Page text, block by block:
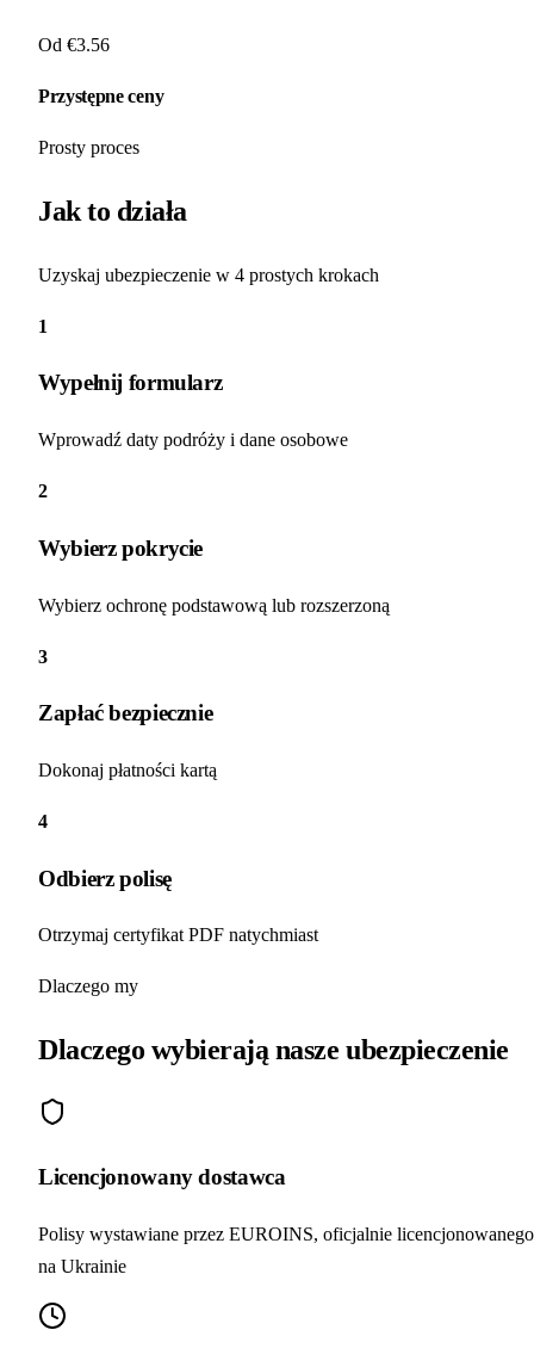
Od €3.56
Przystępne ceny
Prosty proces
Jak to działa
Uzyskaj ubezpieczenie w 4 prostych krokach
1
Wypełnij formularz
Wprowadź daty podróży i dane osobowe
2
Wybierz pokrycie
Wybierz ochronę podstawową lub rozszerzoną
3
Zapłać bezpiecznie
Dokonaj płatności kartą
4
Odbierz polisę
Otrzymaj certyfikat PDF natychmiast
Dlaczego my
Dlaczego wybierająnasze ubezpieczenie
Licencjonowany dostawca
Polisy wystawiane przez EUROINS, oficjalnie licencjonowanego
na Ukrainie